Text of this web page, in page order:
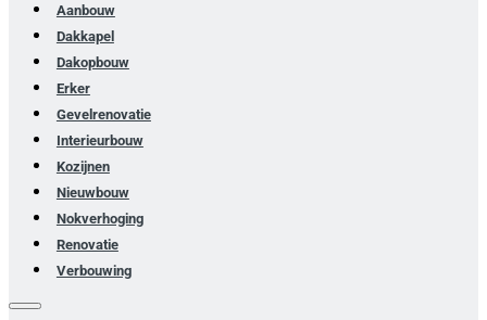
Aanbouw
Dakkapel
Dakopbouw
Erker
Gevelrenovatie
Interieurbouw
Kozijnen
Nieuwbouw
Nokverhoging
Renovatie
Verbouwing